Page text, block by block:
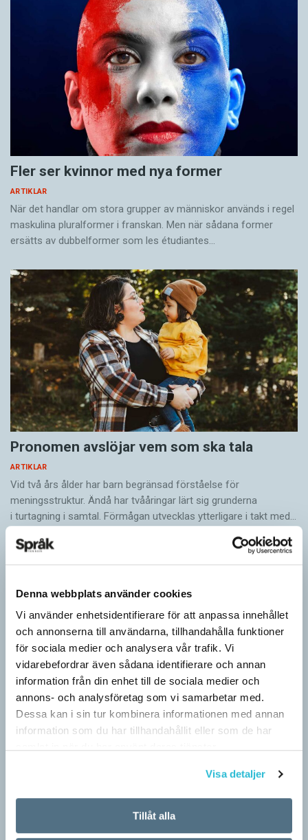
Denna webbplats använder cookies
Vi använder enhetsidentifierare för att anpassa innehållet
och annonserna till användarna, tillhandahålla funktioner
för sociala medier och analysera vår trafik. Vi
vidarebefordrar även sådana identifierare och annan
information från din enhet till de sociala medier och
annons- och analysföretag som vi samarbetar med.
Dessa kan i sin tur kombinera informationen med annan
information som du har tillhandahållit eller som de har
Visa detaljer
Tillåt alla
Fler ser kvinnor med nya former
ARTIKLAR
När det handlar om stora grupper av människor används i regel
maskulina pluralformer i franskan. Men när sådana ­former
ersätts av dubbel­former som les étudiantes…
Pronomen avslöjar vem som ska tala
ARTIKLAR
Vid två års ålder har barn begränsad förståelse för
meningsstruktur. Ändå har tvååringar lärt sig grunderna
i turtagning i samtal. Förmågan utvecklas ytterligare i takt med…
Hundfiskare vill få någon på kroken
dogfishing användas om folks profiler på dejtningappar också.